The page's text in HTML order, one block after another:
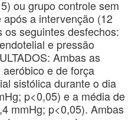
ou grupo controle sem
a intervenção (12
seguintes desfechos:
e pressão
Ambas as
e de força
sistólica durante o dia
p<0,05) e a média de
mmHg; p<0,05). Ambas